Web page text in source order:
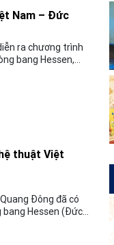
Nam – Đức
ra chương trình
bang Hessen,
thuật Việt
Đông đã có
bang Hessen (Đức),